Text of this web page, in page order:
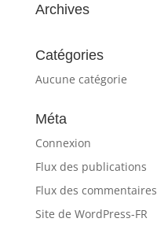
Archives
Catégories
Aucune catégorie
Méta
Connexion
Flux des publications
Flux des commentaires
Site de WordPress-FR